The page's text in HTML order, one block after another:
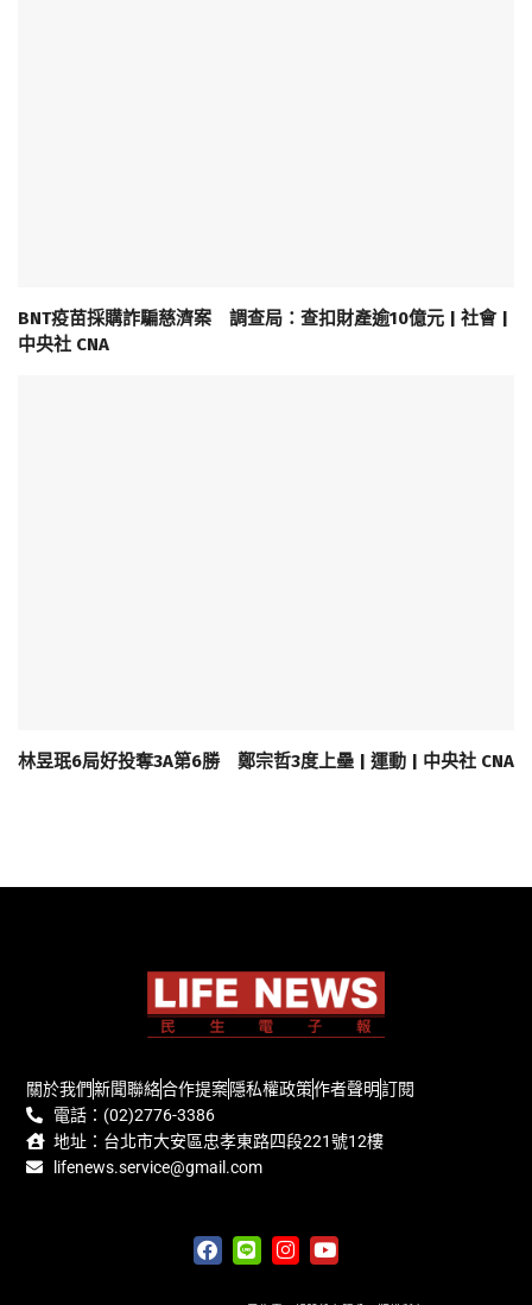
BNT疫苗採購詐騙慈濟案 調查局：查扣財產逾10億元 | 社會 |
中央社 CNA
林昱珉6局好投奪3A第6勝 鄭宗哲3度上壘 | 運動 | 中央社 CNA
關於我們新聞聯絡合作提案隱私權政策作者聲明訂閱
電話：(02)2776-3386
地址：台北市大安區忠孝東路四段221號12樓
lifenews.service@gmail.com